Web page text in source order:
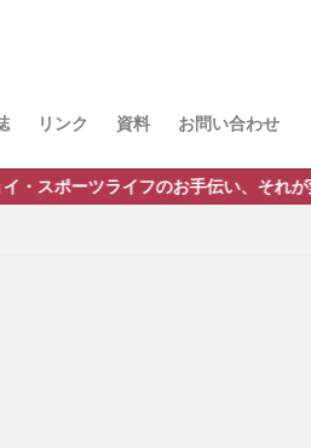
リンク 資料 お問い合わせ
ーツライフのお手伝い、それが変わら